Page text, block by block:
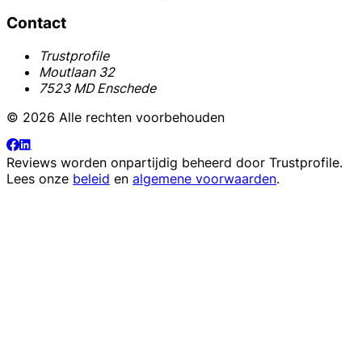
Contact
Trustprofile
Moutlaan 32
7523 MD Enschede
© 2026 Alle rechten voorbehouden
Reviews worden onpartijdig beheerd door Trustprofile.
Lees onze beleid en algemene voorwaarden.